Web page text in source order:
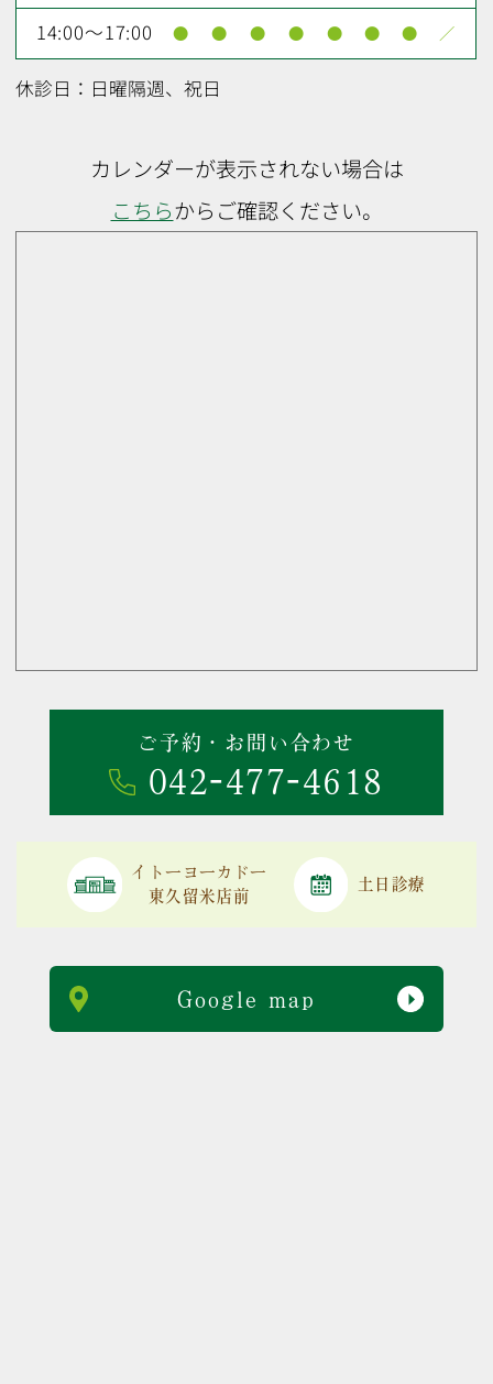
14:00～17:00 ● ● ● ● ● ● ● ／
休診日：日曜隔週、祝日
カレンダーが表示されない場合は
こちらからご確認ください。
ご予約・お問い合わせ
042-477-4618
イトーヨーカドー
東久留米店前
土日診療
Google map